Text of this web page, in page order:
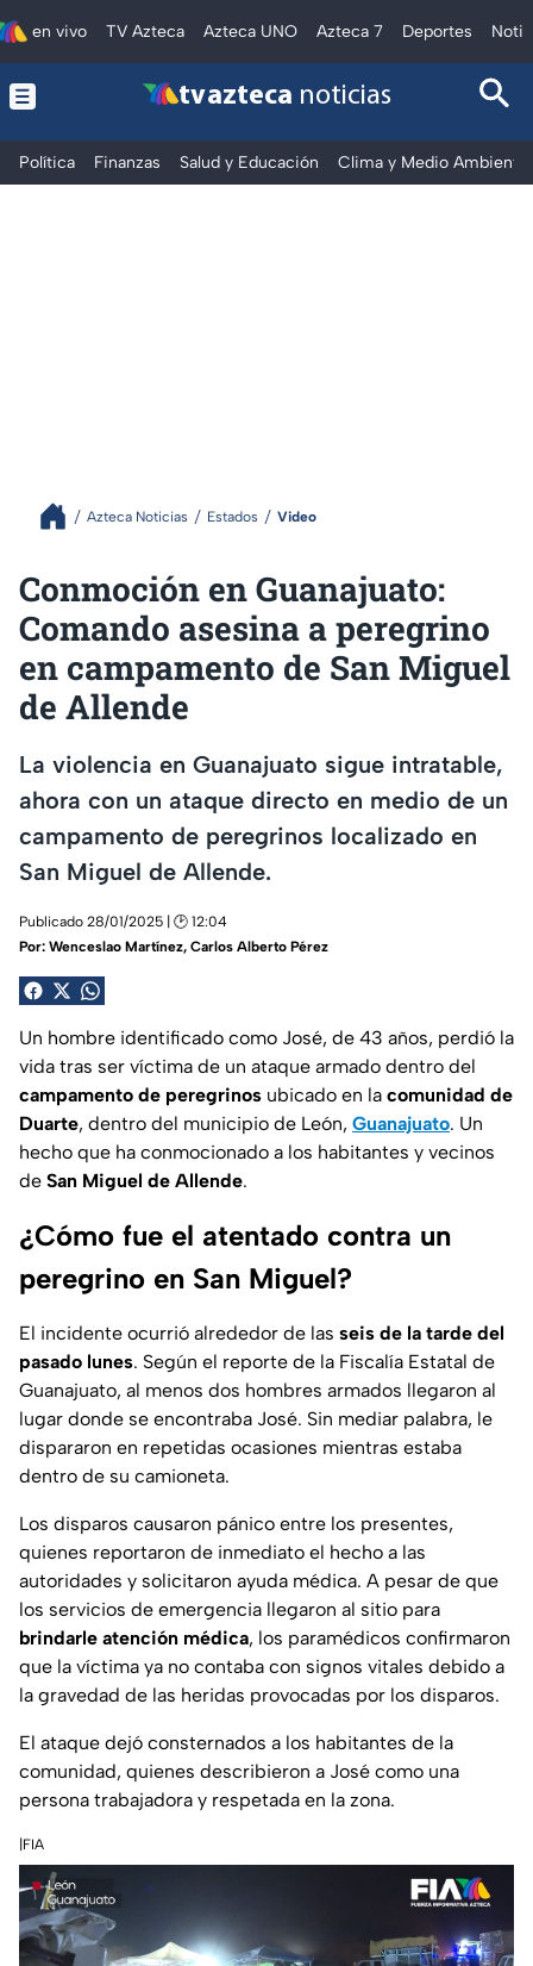
en vivo TV Azteca Azteca UNO Azteca 7 Deportes
tv azteca noticias
Política Finanzas Salud y Educación Clima y Medio Ambiente
Azteca Noticias Estados Video
Conmoción en Guanajuato:
Comando asesina a peregrino
en campamento de San Miguel
de Allende
La violencia en Guanajuato sigue intratable,
ahora con un ataque directo en medio de un
campamento de peregrinos localizado en
San Miguel de Allende.
Publicado 28/01/2025 | 🕑 12:04
Por: Wenceslao Martínez, Carlos Alberto Pérez
Un hombre identificado como José, de 43 años, perdió la
vida tras ser víctima de un ataque armado dentro del
campamento de peregrinos ubicado en la comunidad de
Duarte, dentro del municipio de León, Guanajuato. Un
hecho que ha conmocionado a los habitantes y vecinos
de San Miguel de Allende.
¿Cómo fue el atentado contra un
peregrino en San Miguel?
El incidente ocurrió alrededor de las seis de la tarde del
pasado lunes. Según el reporte de la Fiscalía Estatal de
Guanajuato, al menos dos hombres armados llegaron al
lugar donde se encontraba José. Sin mediar palabra, le
dispararon en repetidas ocasiones mientras estaba
dentro de su camioneta.
Los disparos causaron pánico entre los presentes,
quienes reportaron de inmediato el hecho a las
autoridades y solicitaron ayuda médica. A pesar de que
los servicios de emergencia llegaron al sitio para
brindarle atención médica, los paramédicos confirmaron
que la víctima ya no contaba con signos vitales debido a
la gravedad de las heridas provocadas por los disparos.
El ataque dejó consternados a los habitantes de la
comunidad, quienes describieron a José como una
persona trabajadora y respetada en la zona.
FIA